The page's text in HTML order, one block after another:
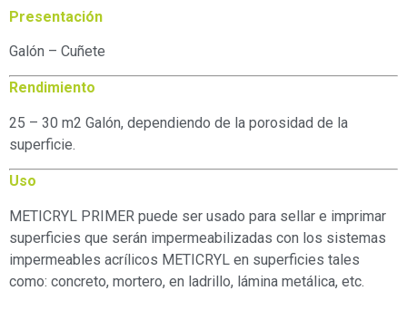
Presentación
Galón – Cuñete
Rendimiento
25 – 30 m2 Galón, dependiendo de la porosidad de la
superficie.
Uso
METICRYL PRIMER puede ser usado para sellar e imprimar
superficies que serán impermeabilizadas con los sistemas
impermeables acrílicos METICRYL en superficies tales
como: concreto, mortero, en ladrillo, lámina metálica, etc.